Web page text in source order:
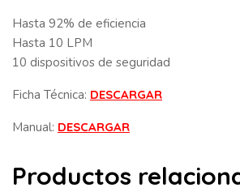
Hasta 92% de eficiencia
Hasta 10 LPM
10 dispositivos de seguridad
Ficha Técnica: DESCARGAR
Manual: DESCARGAR
Productos